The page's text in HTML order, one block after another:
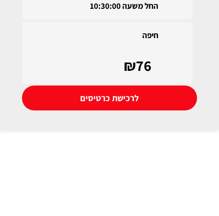
החל משעה 10:30:00
חיפה
₪76
לרכישת כרטיסים